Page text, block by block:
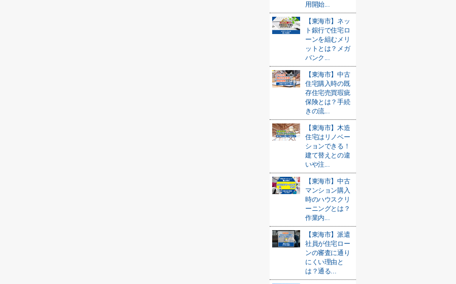
用開始...
【東海市】ネッ
ト銀行で住宅ロ
ーンを組むメリ
ットとは？メガ
バンク...
【東海市】中古
住宅購入時の既
存住宅売買瑕疵
保険とは？手続
きの流...
【東海市】木造
住宅はリノベー
ションできる！
建て替えとの違
いや注...
【東海市】中古
マンション購入
時のハウスクリ
ーニングとは？
作業内...
【東海市】派遣
社員が住宅ロー
ンの審査に通り
にくい理由と
は？通る...